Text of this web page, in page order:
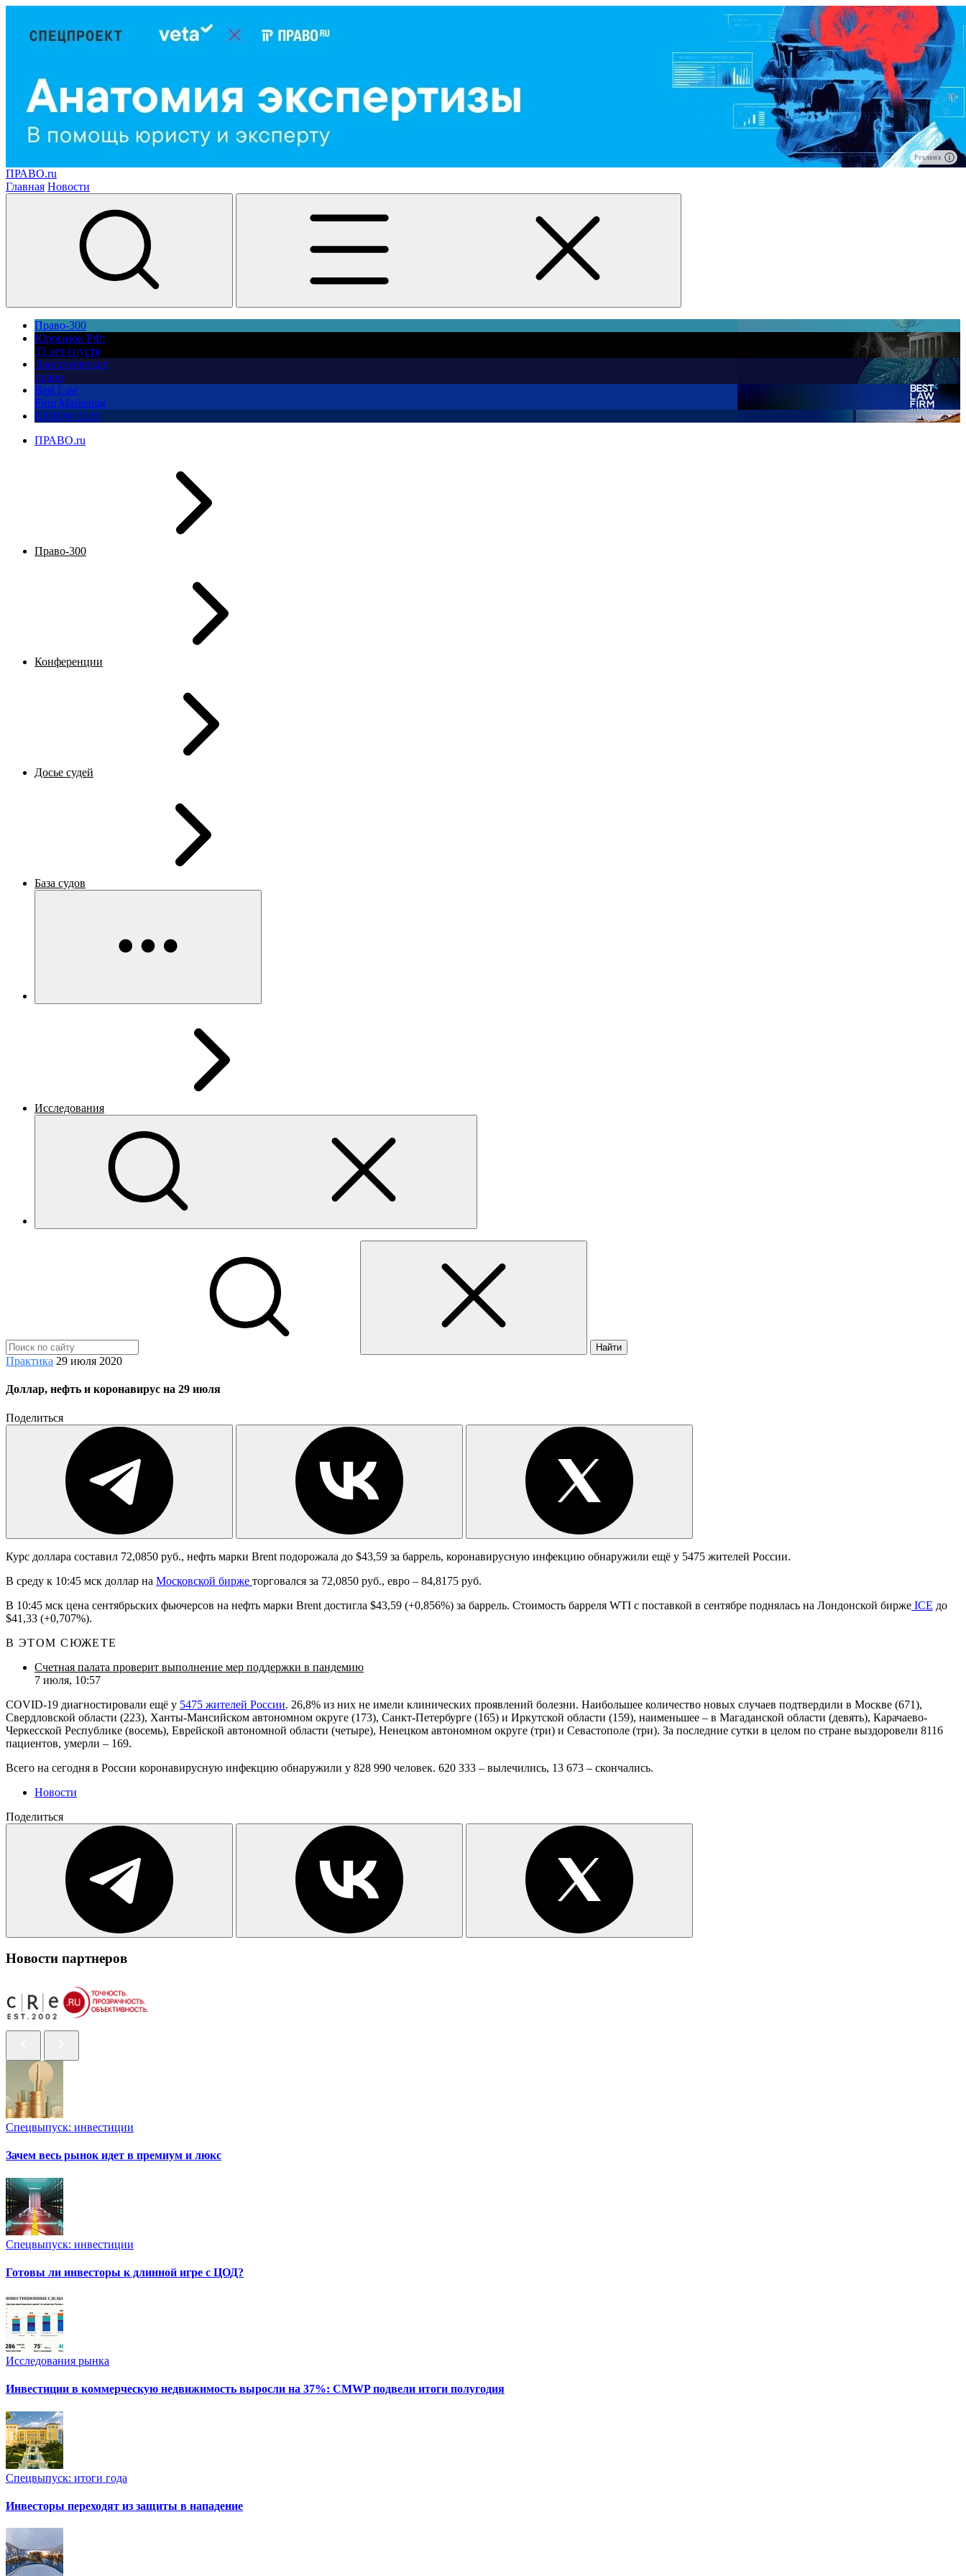
Реклама
ПРАВО.ru
Главная Новости
Право-300
Юррынок РФ:
35 лет спустя
Экологическое
право
Best Law
Firm Marketing
ПМЮФ 2026
ПРАВО.ru
Право-300
Конференции
Досье судей
База судов
Исследования
Найти
Практика 29 июля 2020
Доллар, нефть и коронавирус на 29 июля
Поделиться
Курс доллара составил 72,0850 руб., нефть марки Brent подорожала до $43,59 за баррель, коронавирусную инфекцию обнаружили ещё у 5475 жителей России.
В среду к 10:45 мск доллар на Московской бирже торговался за 72,0850 руб., евро – 84,8175 руб.
В 10:45 мск цена сентябрьских фьючерсов на нефть марки Brent достигла $43,59 (+0,856%) за баррель. Стоимость барреля WTI с поставкой в сентябре поднялась на Лондонской бирже ICE до
$41,33 (+0,707%).
В ЭТОМ СЮЖЕТЕ
Счетная палата проверит выполнение мер поддержки в пандемию
7 июля, 10:57
COVID-19 диагностировали ещё у 5475 жителей России. 26,8% из них не имели клинических проявлений болезни. Наибольшее количество новых случаев подтвердили в Москве (671),
Свердловской области (223), Ханты-Мансийском автономном округе (173), Санкт-Петербурге (165) и Иркутской области (159), наименьшее – в Магаданской области (девять), Карачаево-
Черкесской Республике (восемь), Еврейской автономной области (четыре), Ненецком автономном округе (три) и Севастополе (три). За последние сутки в целом по стране выздоровели 8116
пациентов, умерли – 169.
Всего на сегодня в России коронавирусную инфекцию обнаружили у 828 990 человек. 620 333 – вылечились, 13 673 – скончались.
Новости
Поделиться
Новости партнеров
Спецвыпуск: инвестиции
Зачем весь рынок идет в премиум и люкс
Спецвыпуск: инвестиции
Готовы ли инвесторы к длинной игре с ЦОД?
Исследования рынка
Инвестиции в коммерческую недвижимость выросли на 37%: CMWP подвели итоги полугодия
Спецвыпуск: итоги года
Инвесторы переходят из защиты в нападение